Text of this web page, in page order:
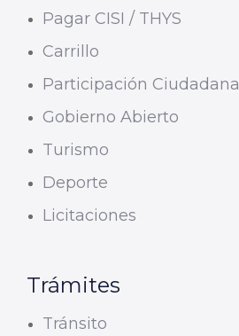
Pagar CISI / THYS
Carrillo
Participación Ciudadana
Gobierno Abierto
Turismo
Deporte
Licitaciones
Trámites
Tránsito